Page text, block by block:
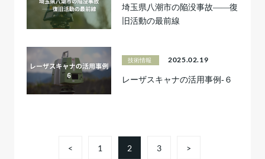
埼玉県八潮市の陥没事故――復
旧活動の最前線
技術情報 2025.02.19
レーザスキャナの活用事例-６
< 1 2 3 >